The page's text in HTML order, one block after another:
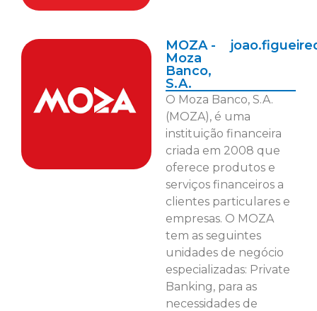
MOZA -
Moza
Banco,
S.A.
O Moza Banco, S.A.
(MOZA), é uma
instituição financeira
criada em 2008 que
oferece produtos e
serviços financeiros a
clientes particulares e
empresas. O MOZA
tem as seguintes
unidades de negócio
especializadas: Private
Banking, para as
necessidades de